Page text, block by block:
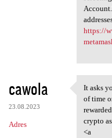
https://
cawola
23.08.2023
Adres
It asks
It asks
of time
crypto
<a